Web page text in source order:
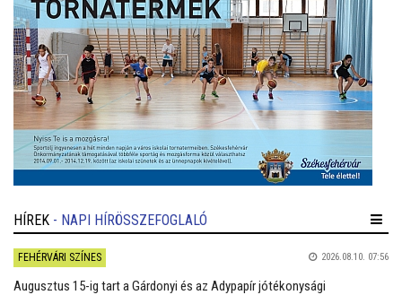
HÍREK - NAPI HÍRÖSSZEFOGLALÓ
FEHÉRVÁRI SZÍNES 2026.08.10. 07:56
Augusztus 15-ig tart a Gárdonyi és az Adypapír jótékonysági